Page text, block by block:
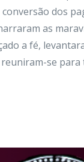
dos
as
a fé,
se